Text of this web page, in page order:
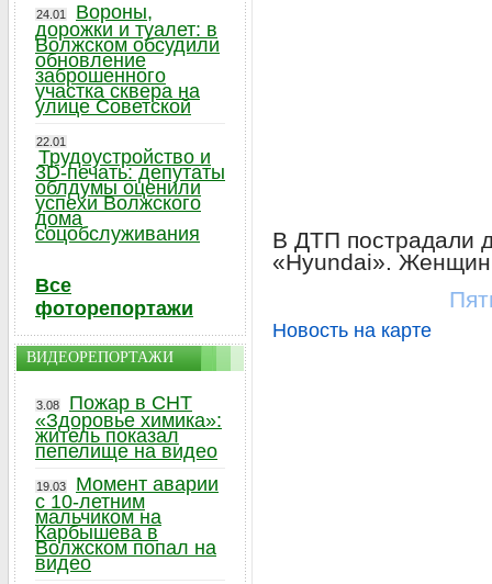
В ДТП пострадали
«Hyundai». Женщин
Новость на карте
24.01
Вороны,
дорожки и туалет: в
Волжском обсудили
обновление
заброшенного
участка сквера на
улице Советской
22.01
Трудоустройство и
3D-печать: депутаты
облдумы оценили
успехи Волжского
дома
соцобслуживания
Все
фоторепортажи
ВИДЕОРЕПОРТАЖИ
3.08
Пожар в СНТ
«Здоровье химика»:
житель показал
пепелище на видео
19.03
Момент аварии
с 10-летним
мальчиком на
Карбышева в
Волжском попал на
видео